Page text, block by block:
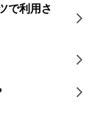
で利用さ